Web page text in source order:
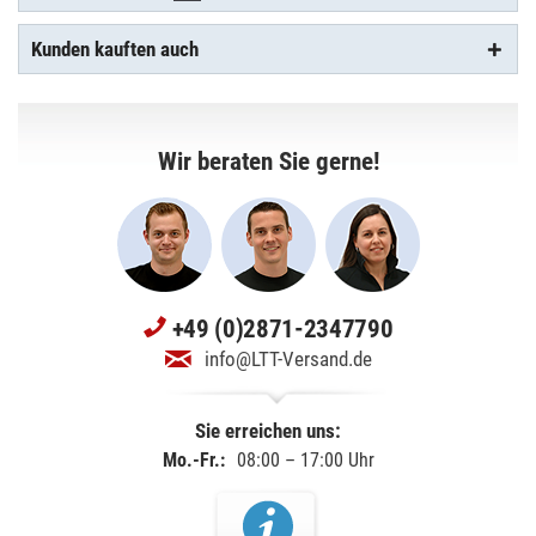
Kunden kauften auch
Wir beraten Sie gerne!
+49 (0)2871-2347790
info@LTT-Versand.de
Sie erreichen uns:
Mo.-Fr.: 08:00 – 17:00 Uhr